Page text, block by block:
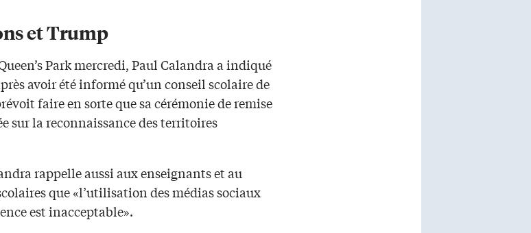
et Trump
Park mercredi, Paul Calandra a indiqué
avoir été informé qu’un conseil scolaire de
faire en sorte que sa cérémonie de remise
sur la reconnaissance des territoires
rappelle aussi aux enseignants et au
que «l’utilisation des médias sociaux
est inacceptable».